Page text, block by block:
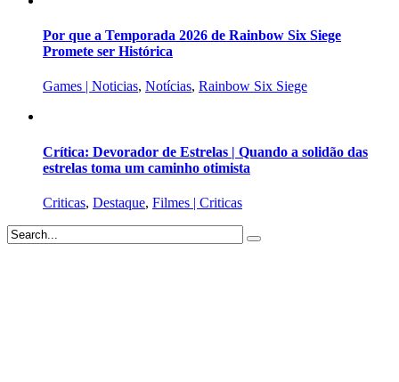
Por que a Temporada 2026 de Rainbow Six Siege
Promete ser Histórica
Games | Noticias, Notícias, Rainbow Six Siege
Crítica: Devorador de Estrelas | Quando a solidão das
estrelas toma um caminho otimista
Criticas, Destaque, Filmes | Criticas